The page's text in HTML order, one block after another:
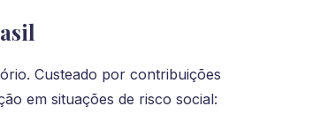
Custeado por contribuições
em situações de risco social: